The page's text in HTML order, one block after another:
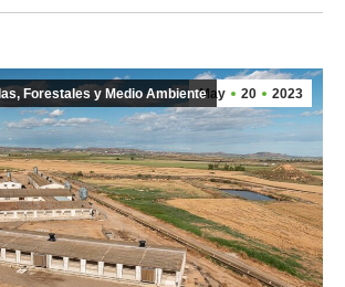
May 20 2023
Forestales y Medio Ambiente